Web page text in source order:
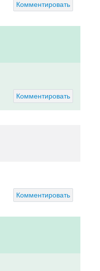
Комментировать
Комментировать
Комментировать